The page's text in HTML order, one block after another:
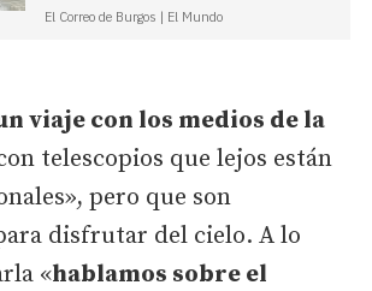
El Correo de Burgos | El Mundo
viaje con los medios de la
telescopios que lejos están
pero que son
disfrutar del cielo. A lo
«hablamos sobre el